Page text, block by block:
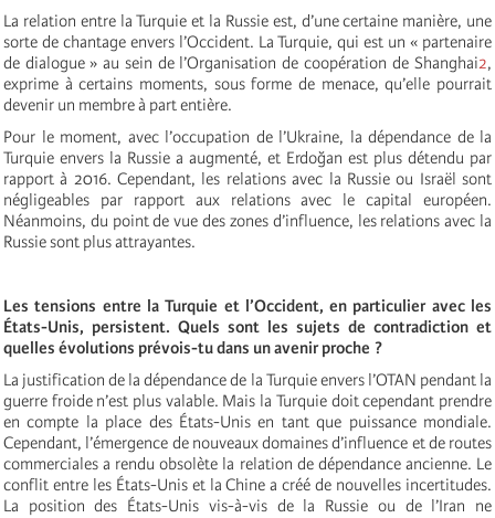
La relation entre la Turquie et la Russie est, d’une certaine manière, une
sorte de chantage envers l’Occident. La Turquie, qui est un « partenaire
de dialogue » au sein de l’Organisation de coopération de Shanghai2,
exprime à certains moments, sous forme de menace, qu’elle pourrait
devenir un membre à part entière.
Pour le moment, avec l’occupation de l’Ukraine, la dépendance de la
Turquie envers la Russie a augmenté, et Erdoğan est plus détendu par
rapport à 2016. Cependant, les relations avec la Russie ou Israël sont
négligeables par rapport aux relations avec le capital européen.
Néanmoins, du point de vue des zones d’influence, les relations avec la
Russie sont plus attrayantes.
Les tensions entre la Turquie et l’Occident, en particulier avec les
États-Unis, persistent. Quels sont les sujets de contradiction et
quelles évolutions prévois-tu dans un avenir proche ?
La justification de la dépendance de la Turquie envers l’OTAN pendant la
guerre froide n’est plus valable. Mais la Turquie doit cependant prendre
en compte la place des États-Unis en tant que puissance mondiale.
Cependant, l’émergence de nouveaux domaines d’influence et de routes
commerciales a rendu obsolète la relation de dépendance ancienne. Le
conflit entre les États-Unis et la Chine a créé de nouvelles incertitudes.
La position des États-Unis vis-à-vis de la Russie ou de l’Iran ne